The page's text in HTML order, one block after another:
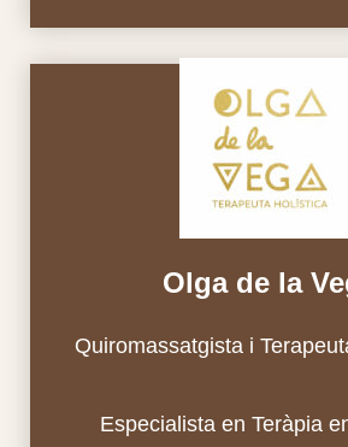
Olga de la
Quiromassatgista i
Especialista en Teràpia